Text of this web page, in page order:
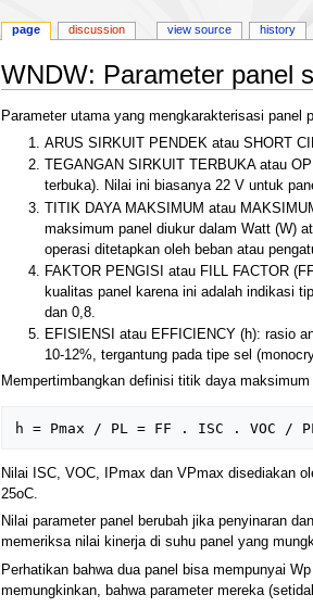
WNDW: Parameter panel
Jump
navigation
Jump
search
Parameter utama yang mengkarakterisasi panel
ARUS SIRKUIT PENDEK atau SHORT
TEGANGAN SIRKUIT TERBUKA atau
terbuka). Nilai ini biasanya 22 V untuk
TITIK DAYA MAKSIMUM atau
maksimum panel diukur dalam Watt (W)
operasi ditetapkan oleh beban atau
FAKTOR PENGISI atau FILL FACTOR
kualitas panel karena ini adalah indikasi
dan 0,8.
EFISIENSI atau EFFICIENCY (h): rasio
10-12%, tergantung pada tipe sel
Mempertimbangkan definisi titik daya
Nilai ISC, VOC, IPmax dan VPmax disediakan
25oC.
Nilai parameter panel berubah jika penyinaran
memeriksa nilai kinerja di suhu panel yang
Perhatikan bahwa dua panel bisa mempunyai
memungkinkan, bahwa parameter mereka
page discussion view source history